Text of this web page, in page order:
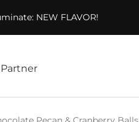
NEW FLAVOR!